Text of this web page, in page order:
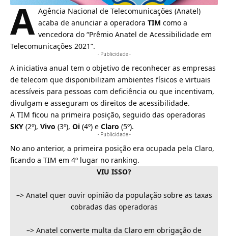
A Agência Nacional de Telecomunicações (Anatel)
acaba de anunciar a operadora TIM como a
vencedora do “Prêmio Anatel de Acessibilidade em
Telecomunicações 2021”.
- Publicidade -
A iniciativa anual tem o objetivo de reconhecer as empresas
de telecom que disponibilizam ambientes físicos e virtuais
acessíveis para pessoas com deficiência ou que incentivam,
divulgam e asseguram os direitos de acessibilidade.
A TIM ficou na primeira posição, seguido das operadoras
SKY (2º), Vivo (3º), Oi (4º) e Claro (5º).
- Publicidade -
No ano anterior, a primeira posição era ocupada pela Claro,
ficando a TIM em 4º lugar no ranking.
VIU ISSO?
–> Anatel quer ouvir opinião da população sobre as taxas
cobradas das operadoras
–> Anatel converte multa da Claro em obrigação de